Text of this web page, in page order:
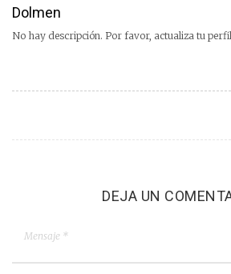
Dolmen
No hay descripción. Por favor, actualiza tu
DEJA UN